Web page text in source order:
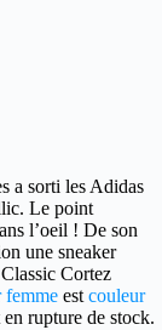
a sorti les Adidas
Le point
l’oeil ! De son
une sneaker
Cortez
femme est couleur
rupture de stock.